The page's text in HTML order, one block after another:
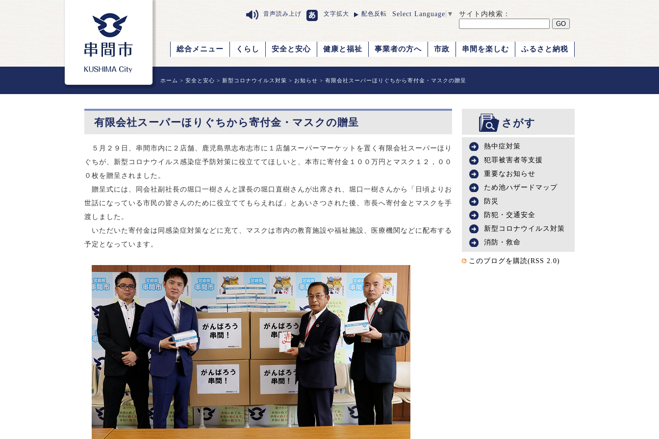
音声読み上げ 文字拡大 配色反転 Select Language ▼ サイト内検索：
総合メニュー くらし 安全と安心 健康と福祉 事業者の方へ 市政 串間を楽しむ ふるさと納税
ホーム > 安全と安心 > 新型コロナウイルス対策 > お知らせ > 有限会社スーパーほりぐちから寄付金・マスクの贈呈
有限会社スーパーほりぐちから寄付金・マスクの贈呈
５月２９日、串間市内に ２ 店舗、鹿児島県志布志市に１店舗スーパーマ ーケットを置く有限会社スーパーほり
ぐちが、新型コロナウイルス感染症予防対策に役立ててほしいと、本市に寄付金１００万円とマスク１２，００
０枚を贈呈されました。
贈呈式には、同会社副社長の堀口一樹さんと課長の堀口直樹さんが出席 され、堀口一樹さんから「日頃よりお
世話になっている市民の皆さんのために役立ててもらえれば」とあいさつされた後、市長へ寄付金とマスクを手
渡しました。
いただいた寄付金は同感染症対策などに充て、マスクは市内の教育施設や福祉施設、医療機関などに配布する
予定となっています。
さがす
熱中症対策
犯罪被害者等支援
重要なお知らせ
ため池ハザードマップ
防災
防犯・交通安全
新型コロナウイルス対策
消防・救命
このブログを購読(RSS 2.0)